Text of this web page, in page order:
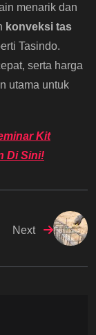
menarik dan
konveksi tas
Tasindo.
serta harga
utama untuk
Kit
Di Sini!
Next